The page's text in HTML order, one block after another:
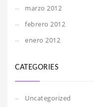
marzo 2012
febrero 2012
enero 2012
CATEGORIES
Uncategorized